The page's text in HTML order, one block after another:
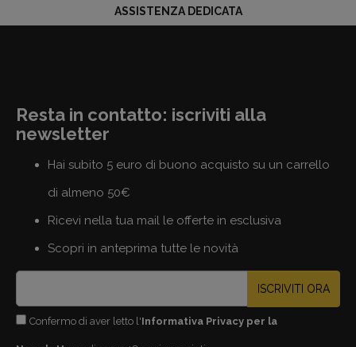
ASSISTENZA DEDICATA
Resta in contatto: iscriviti alla
newsletter
Hai subito 5 euro di buono acquisto su un carrello
di almeno 50€
Ricevi nella tua mail le offerte in esclusiva
Scopri in anteprima tutte le novità
ISCRIVITI ORA
Confermo di aver letto l'Informativa Privacy per la